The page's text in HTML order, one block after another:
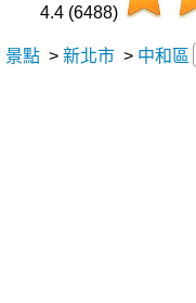
4.4 (6488)
景點 > 新北市 > 中和區